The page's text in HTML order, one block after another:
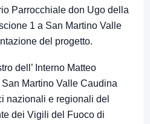
Parrocchiale don Ugo della
1 a San Martino Valle
del progetto.
dell’ Interno Matteo
Martino Valle Caudina
nazionali e regionali del
dei Vigili del Fuoco di